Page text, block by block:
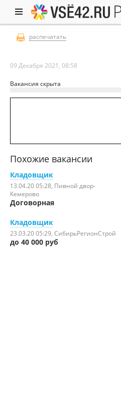
распечатать
09 Декабря 2021, 08:58
Вакансия скрыта
Похожие вакансии
Кладовщик
13.04.20 05:28 , Пивной двор-
Кемерово
Договорная
Кладовщик
23.03.20 05:29 , СибирьРегионСтрой
до 40 000 руб